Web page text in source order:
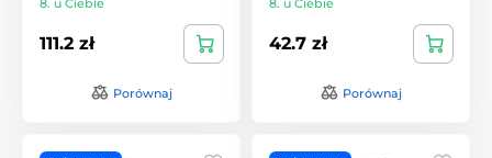
111.2 zł
Porównaj
42.7 zł
Porównaj